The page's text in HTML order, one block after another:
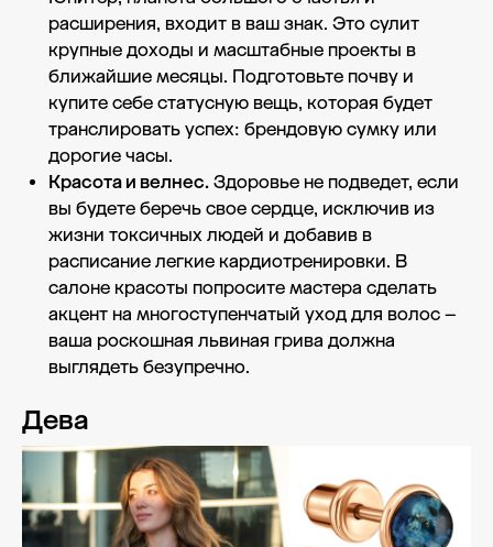
расширения, входит в ваш знак. Это сулит
крупные доходы и масштабные проекты в
ближайшие месяцы. Подготовьте почву и
купите себе статусную вещь, которая будет
транслировать успех: брендовую сумку или
дорогие часы.
Красота и велнес. Здоровье не подведет, если
вы будете беречь свое сердце, исключив из
жизни токсичных людей и добавив в
расписание легкие кардиотренировки. В
салоне красоты попросите мастера сделать
акцент на многоступенчатый уход для волос –
ваша роскошная львиная грива должна
выглядеть безупречно.
Дева